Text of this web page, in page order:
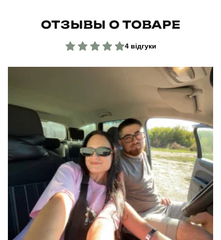
ОТЗЫВЫ О ТОВАРЕ
4 відгуки